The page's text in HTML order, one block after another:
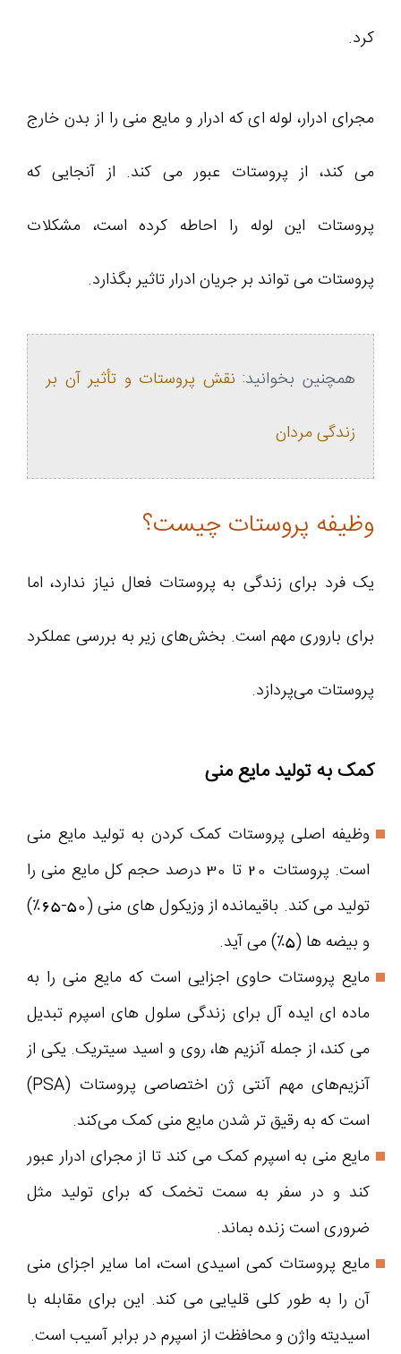
کرد.
مجرای ادرار، لوله ای که ادرار و مایع منی را از بدن خارج
می کند، از پروستات عبور می کند. از آنجایی که
پروستات این لوله را احاطه کرده است، مشکلات
پروستات می تواند بر جریان ادرار تاثیر بگذارد.
همچنین بخوانید: نقش پروستات و تأثیر آن بر
زندگی مردان
وظیفه پروستات چیست؟
یک فرد برای زندگی به پروستات فعال نیاز ندارد، اما
برای باروری مهم است. بخش‌های زیر به بررسی عملکرد
پروستات می‌پردازد.
کمک به تولید مایع منی
وظیفه اصلی پروستات کمک کردن به تولید مایع منی
است. پروستات 20 تا 30 درصد حجم کل مایع منی را
تولید می کند. باقیمانده از وزیکول های منی (50-65٪)
و بیضه ها (5٪) می آید.
مایع پروستات حاوی اجزایی است که مایع منی را به
ماده ای ایده آل برای زندگی سلول های اسپرم تبدیل
می کند، از جمله آنزیم ها، روی و اسید سیتریک. یکی از
آنزیم‌های مهم آنتی ژن اختصاصی پروستات (PSA)
است که به رقیق تر شدن مایع منی کمک می‌کند.
مایع منی به اسپرم کمک می کند تا از مجرای ادرار عبور
کند و در سفر به سمت تخمک که برای تولید مثل
ضروری است زنده بماند.
مایع پروستات کمی اسیدی است، اما سایر اجزای منی
آن را به طور کلی قلیایی می کند. این برای مقابله با
اسیدیته واژن و محافظت از اسپرم در برابر آسیب است.